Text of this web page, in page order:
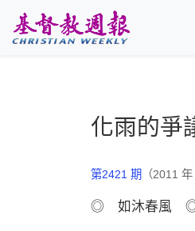
化雨的爭
第2421 期 （2011
◎ 如沐春風